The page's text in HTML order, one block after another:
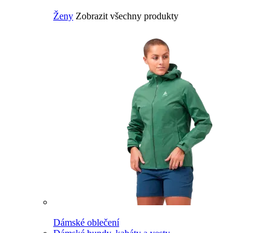
Ženy Zobrazit všechny produkty
Dámské oblečení